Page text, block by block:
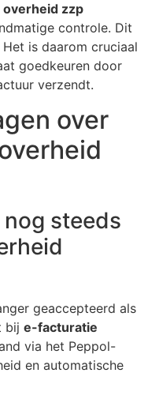
zzp
controle. Dit
is daarom cruciaal
goedkeuren door
verzendt.
over
steeds
geaccepteerd als
bij e-facturatie
via het Peppol-
en automatische